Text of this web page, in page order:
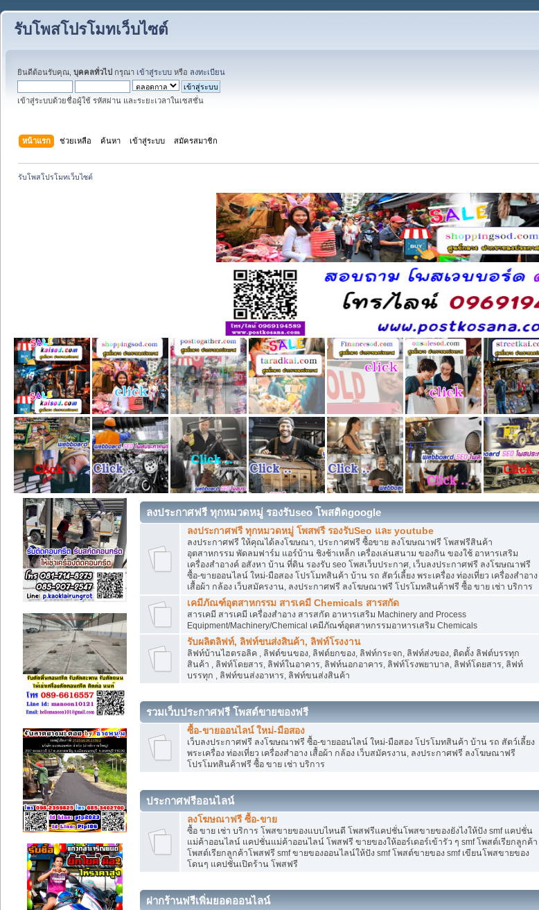
รับโพสโปรโมทเว็บไซต์
ยินดีต้อนรับคุณ, บุคคลทั่วไป กรุณา เข้าสู่ระบบ หรือ ลงทะเบียน
เข้าสู่ระบบด้วยชื่อผู้ใช้ รหัสผ่าน และระยะเวลาในเซสชั่น
หน้าแรก ช่วยเหลือ ค้นหา เข้าสู่ระบบ สมัครสมาชิก
รับโพสโปรโมทเว็บไซต์
ลงประกาศฟรี ทุกหมวดหมู่ รองรับseo โพสติดgoogle
ลงประกาศฟรี ทุกหมวดหมู่ โพสฟรี รองรับSeo และ youtube
ลงประกาศฟรี ให้คุณได้ลงโฆษณา, ประกาศฟรี ซื้อขาย ลงโฆษณาฟรี โพสฟรีสินค้า
อุตสาหกรรม พัดลมฟาร์ม แอร์บ้าน ชิงช้าเหล็ก เครื่องเล่นสนาม ของกิน ของใช้ อาหารเสริม
เครื่องสำอางค์ อสังหา บ้าน ที่ดิน รองรับ seo โพสเว็บประกาศ, เว็บลงประกาศฟรี ลงโฆษณาฟรี
ซื้อ-ขายออนไลน์ ใหม่-มือสอง โปรโมทสินค้า บ้าน รถ สัตว์เลี้ยง พระเครื่อง ท่องเที่ยว เครื่องสำอาง
เสื้อผ้า กล้อง เว็บสมัครงาน, ลงประกาศฟรี ลงโฆษณาฟรี โปรโมทสินค้าฟรี ซื้อ ขาย เช่า บริการ
เคมีภัณฑ์อุตสาหกรรม สารเคมี Chemicals สารสกัด
สารเคมี สารเคมี เครื่องสำอาง สารสกัด อาหารเสริม Machinery and Process
Equipment/Machinery/Chemical เคมีภัณฑ์อุตสาหกรรมอาหารเสริม Chemicals
รับผลิตลิฟท์, ลิฟท์ขนส่งสินค้า, ลิฟท์โรงงาน
ลิฟท์บ้านไฮดรอลิค , ลิฟต์ขนของ, ลิฟต์ยกของ, ลิฟท์กระจก, ลิฟท์ส่งของ, ติดตั้ง ลิฟต์บรรทุก
สินค้า , ลิฟท์โดยสาร, ลิฟท์ในอาคาร, ลิฟท์นอกอาคาร, ลิฟท์โรงพยาบาล, ลิฟท์โดยสาร, ลิฟท์
บรรทุก , ลิฟท์ขนส่งอาหาร, ลิฟท์ขนส่งสินค้า
รวมเว็บประกาศฟรี โพสต์ขายของฟรี
ซื้อ-ขายออนไลน์ ใหม่-มือสอง
เว็บลงประกาศฟรี ลงโฆษณาฟรี ซื้อ-ขายออนไลน์ ใหม่-มือสอง โปรโมทสินค้า บ้าน รถ สัตว์เลี้ยง
พระเครื่อง ท่องเที่ยว เครื่องสำอาง เสื้อผ้า กล้อง เว็บสมัครงาน, ลงประกาศฟรี ลงโฆษณาฟรี
โปรโมทสินค้าฟรี ซื้อ ขาย เช่า บริการ
ประกาศฟรีออนไลน์
ลงโฆษณาฟรี ซื้อ-ขาย
ซื้อ ขาย เช่า บริการ โพสขายของแบบไหนดี โพสฟรีแคปชั่นโพสขายของยังไงให้ปัง smf แคปชั่น
แม่ค้าออนไลน์ แคปชั่นแม่ค้าออนไลน์ โพสฟรี ขายของให้ออร์เดอร์เข้ารัว ๆ smf โพสต์เรียกลูกค้า
โพสต์เรียกลูกค้าโพสฟรี smf ขายของออนไลน์ให้ปัง smf โพสต์ขายของ smf เขียนโพสขายของ
โดนๆ แคปชั่นเปิดร้าน โพสฟรี
ฝากร้านฟรีเพิ่มยอดออนไลน์